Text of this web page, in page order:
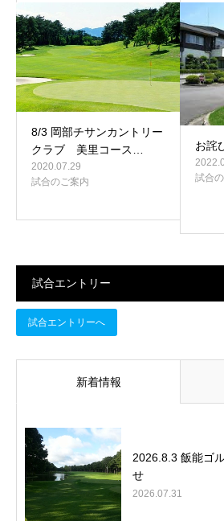
8/3 岡部チサンカントリー
クラブ 美里コース…
2020.07.29
試合のご案内
お詫
試合
試合エントリー
試合エントリーへ
新着情報
2026.8.3 飯能ゴ
せ
2026.07.31